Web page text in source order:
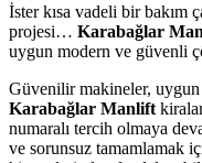
İster kısa vadeli bir bakım
projesi… Karabağlar
uygun modern ve güvenli
Güvenilir makineler,
Karabağlar Manlift
numaralı tercih olmaya
ve sorunsuz tamamlamak